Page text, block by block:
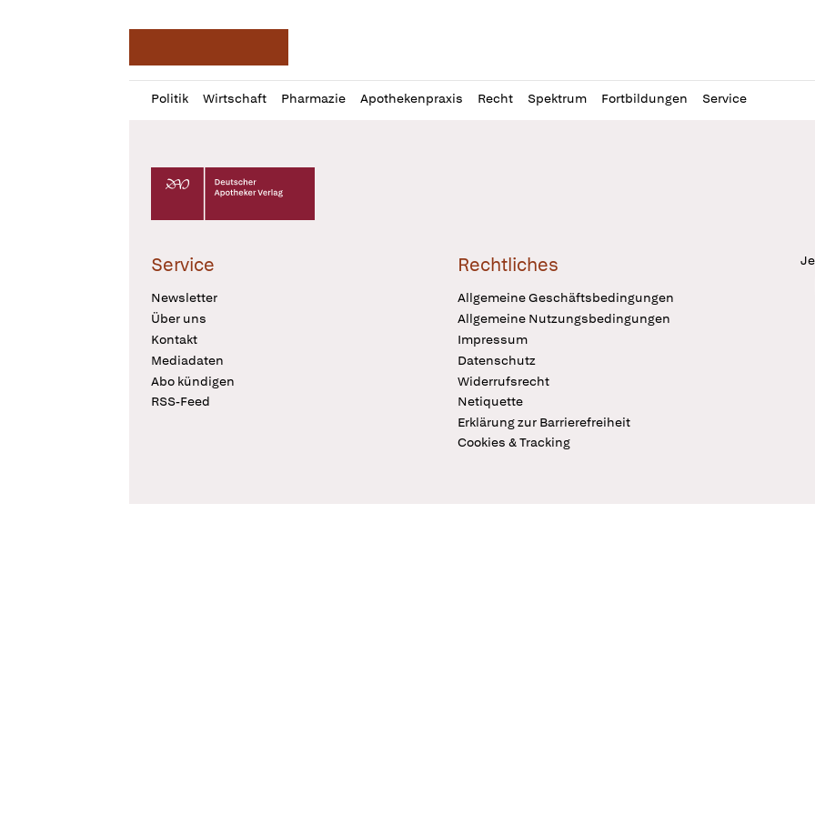
Politik Wirtschaft Pharmazie Apothekenpraxis Recht Spektrum Fortbildungen Service
Profil
öffnen
Daz
Pur
Deutscher Apotheker Verlag Logo
Service
Newsletter
Über uns
Kontakt
Mediadaten
Abo kündigen
RSS-Feed
Rechtliches
Allgemeine Geschäftsbedingungen
Allgemeine Nutzungsbedingungen
Impressum
Datenschutz
Widerrufsrecht
Netiquette
Erklärung zur Barrierefreiheit
Cookies & Tracking